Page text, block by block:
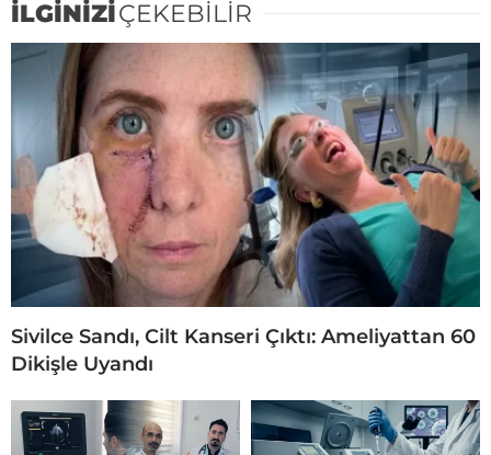
İLGİNİZİÇEKEBİLİR
Sivilce Sandı, Cilt Kanseri Çıktı: Ameliyattan 60
Dikişle Uyandı